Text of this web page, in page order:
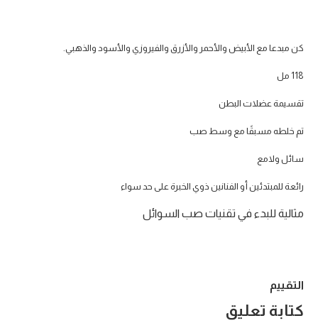
كن مبدعا مع الأبيض والأحمر والأزرق والفيروزي والأسود والذهبي.
118 مل
تقسيمة عضلات البطن
تم خلطه مسبقًا مع وسط صب
سائل ولامع
رائعة للمبتدئين أو الفنانين ذوي الخبرة على حد سواء
مثالية للبدء في تقنيات صب السوائل
التقييم
كتابة تعليق